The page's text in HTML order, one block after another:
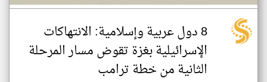
8 دول عربية وإسلامية: الانتهاكات
الإسرائيلية بغزة تقوض مسار المرحلة
الثانية من خطة ترامب